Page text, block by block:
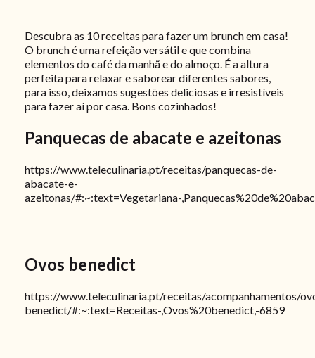
Descubra as 10 receitas para fazer um brunch em casa!
O brunch é uma refeição versátil e que combina
elementos do café da manhã e do almoço. É a altura
perfeita para relaxar e saborear diferentes sabores,
para isso, deixamos sugestões deliciosas e irresistíveis
para fazer aí por casa. Bons cozinhados!
Panquecas de abacate e azeitonas
https://www.teleculinaria.pt/receitas/panquecas-de-
abacate-e-
azeitonas/#:~:text=Vegetariana-
Ovos benedict
https://www.teleculinaria.pt/receitas/acompanhamentos/
benedict/#:~:text=Receitas-,Ovos%20benedict,-6859